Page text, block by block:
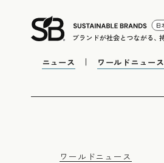
ニュース ワールドニュース
ワールドニュース